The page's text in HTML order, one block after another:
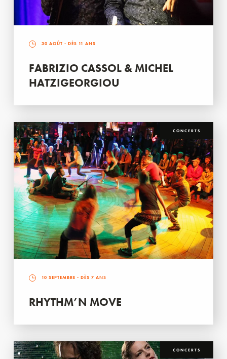
30 AOÛT - DÈS 11 ANS
FABRIZIO CASSOL & MICHEL
HATZIGEORGIOU
CONCERTS
10 SEPTEMBRE - DÈS 7 ANS
RHYTHM’N MOVE
CONCERTS